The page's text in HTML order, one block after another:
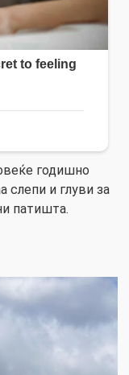
годишно
слепи и глуви за
патишта.